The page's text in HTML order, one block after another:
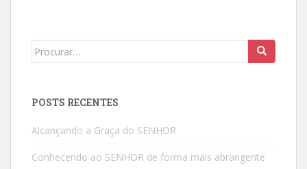
Search
POSTS RECENTES
Alcançando a Graça do SENHOR
Conhecendo ao SENHOR de forma mais abrangente